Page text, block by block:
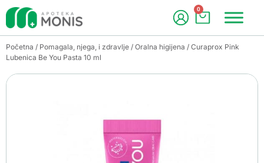
0
Početna / Pomagala, njega, i zdravlje / Oralna higijena / Curaprox Pink
Lubenica Be You Pasta 10 ml